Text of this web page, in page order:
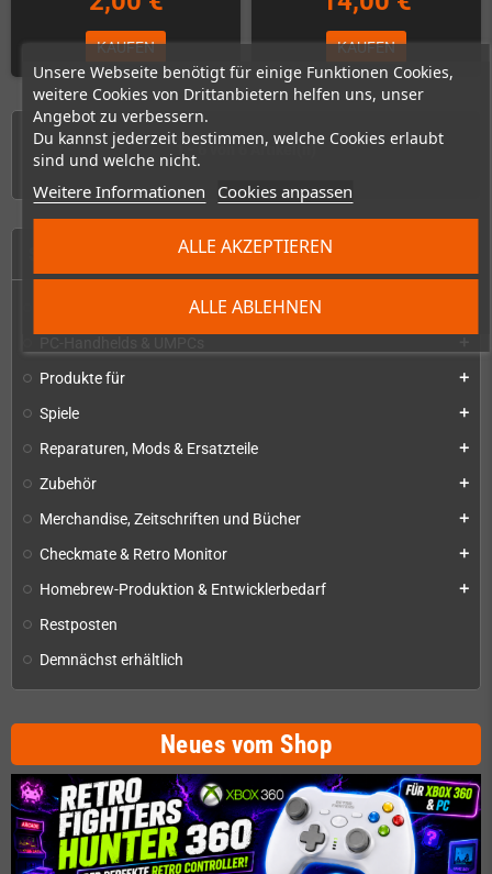
Unsere Webseite benötigt für einige Funktionen Cookies,
weitere Cookies von Drittanbietern helfen uns, unser
Angebot zu verbessern.
Du kannst jederzeit bestimmen, welche Cookies erlaubt
sind und welche nicht.
Weitere Informationen Cookies anpassen
ALLE ABLEHNEN
ALLE AKZEPTIEREN
Konsolen & Handhelds
Produkte für add
Spiele add
Reparaturen, Mods & Ersatzteile add
Zubehör add
Merchandise, Zeitschriften und Bücher add
Checkmate & Retro Monitor add
Homebrew-Produktion & Entwicklerbedarf add
Restposten
Demnächst erhältlich
Neues vom Shop
KAUFEN KAUFEN
1 - 6 von 6 Artikel(n)